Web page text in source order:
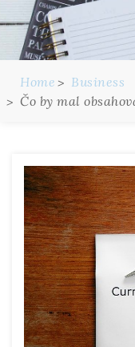
Home
Business
Čo by mal